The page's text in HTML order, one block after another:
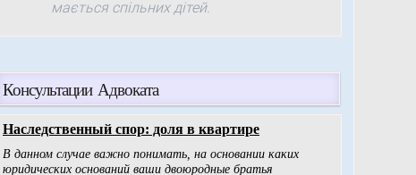
мається спільних дітей.
Консультации Адвоката